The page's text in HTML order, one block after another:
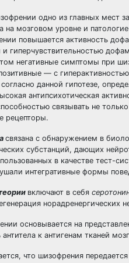
одно из главных мест
мозговом уровне и
повышается активность
гиперчувствительностью
негативные симптомы при
— с
данной гипотезе,
антипсихотическая
связывать не
рецепторы.
связана с обнаружением в
субстанций, дающих
в качестве тест-
интегративные формы
включают в себя
норадренергических
основывается на
к антигенам тканей
что шизофрения